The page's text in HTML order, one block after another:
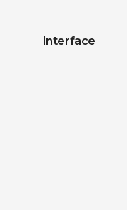
Interface